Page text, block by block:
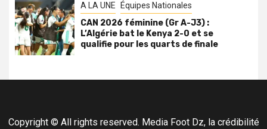
A LA UNE Équipes Nationales
CAN 2026 féminine (Gr A-J3) :
L’Algérie bat le Kenya 2-0 et se
qualifie pour les quarts de finale
Copyright © All rights reserved. Media Foot Dz, la crédibilité